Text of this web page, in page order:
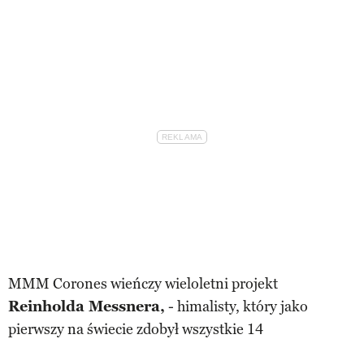
MMM Corones wieńczy wieloletni projekt
Reinholda Messnera, - himalisty, który jako
pierwszy na świecie zdobył wszystkie 14